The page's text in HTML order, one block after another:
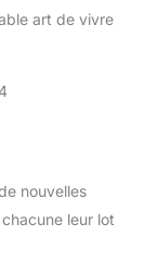
art de vivre
nouvelles
leur lot